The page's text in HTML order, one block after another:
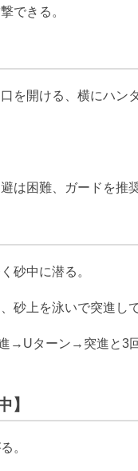
できる。
を開ける、横にハ
は困難、ガードを推
砂中に潜る。
砂上を泳いで突進し
→Uターン→突進と3
】
。